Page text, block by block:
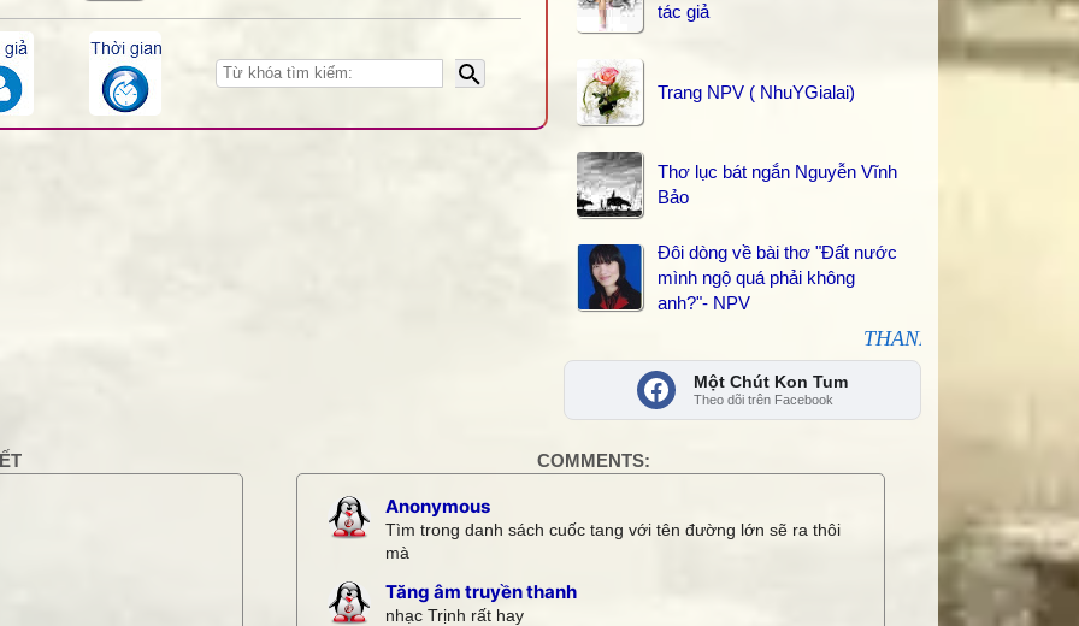
tác giả
Trang NPV ( NhuYGialai)
Thơ lục bát ngắn Nguyễn Vĩnh
Bảo
Đôi dòng về bài thơ "Đất nước
mình ngộ quá phải không
anh?"- NPV
THANKS các bạn đã kết nối, share
Một Chút Kon Tum
Theo dõi trên Facebook
COMMENTS:
Anonymous
Tìm trong danh sách cuốc tang với tên đường lớn sẽ ra thôi
mà
Tăng âm truyền thanh
nhạc Trịnh rất hay